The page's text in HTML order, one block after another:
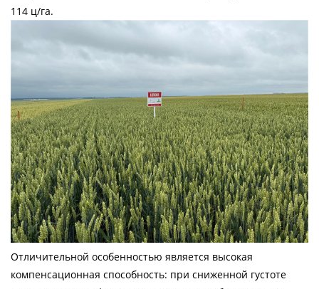
114 ц/га.
Отличительной особенностью является высокая
компенсационная способность: при сниженной густоте